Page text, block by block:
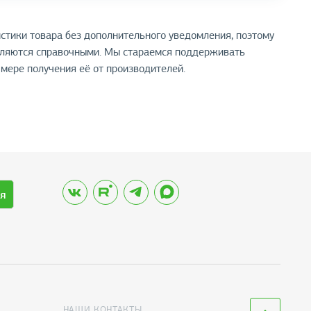
товара без дополнительного уведомления, поэтому
справочными. Мы стараемся поддерживать
получения её от производителей.